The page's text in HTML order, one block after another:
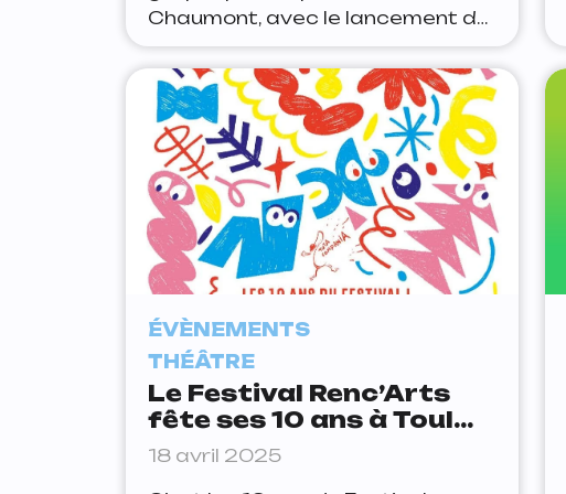
Chaumont, avec le lancement de
la 5e Biennale internationale de
design graphique au Signe —
Centre National du Graphisme.
L’occasion pour Mathilde et
Valentine, nos graphistes, d’être
au lancement et de vous
préparer une visite guidée.
Visites commentées biennale
Tous les week-ends de
ÉVÈNEMENTS
THÉÂTRE
Le Festival Renc’Arts
fête ses 10 ans à Toul
avec 3 spectacles
18 avril 2025